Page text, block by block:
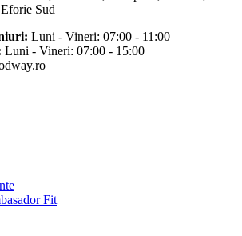
Sud
Luni - Vineri: 07:00 - 11:00
Luni - Vineri: 07:00 - 15:00
Fit